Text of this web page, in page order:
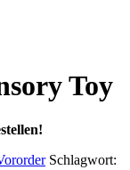
Toy
Schlagwort: